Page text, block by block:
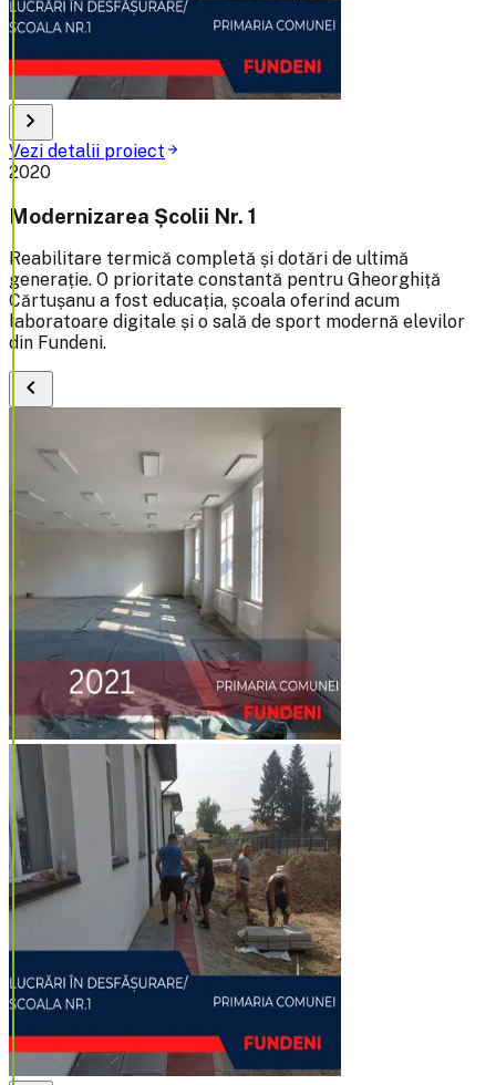
chevron_right
Vezi detalii proiectarrow_forward
2020
Modernizarea Școlii Nr. 1
Reabilitare termică completă și dotări de ultimă
generație. O prioritate constantă pentru Gheorghiță
Cărtușanu a fost educația, școala oferind acum
laboratoare digitale și o sală de sport modernă elevilor
din Fundeni.
chevron_left